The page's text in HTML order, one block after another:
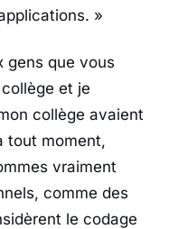
»
gens que vous
et je
collège avaient
tout moment,
vraiment
comme des
le codage